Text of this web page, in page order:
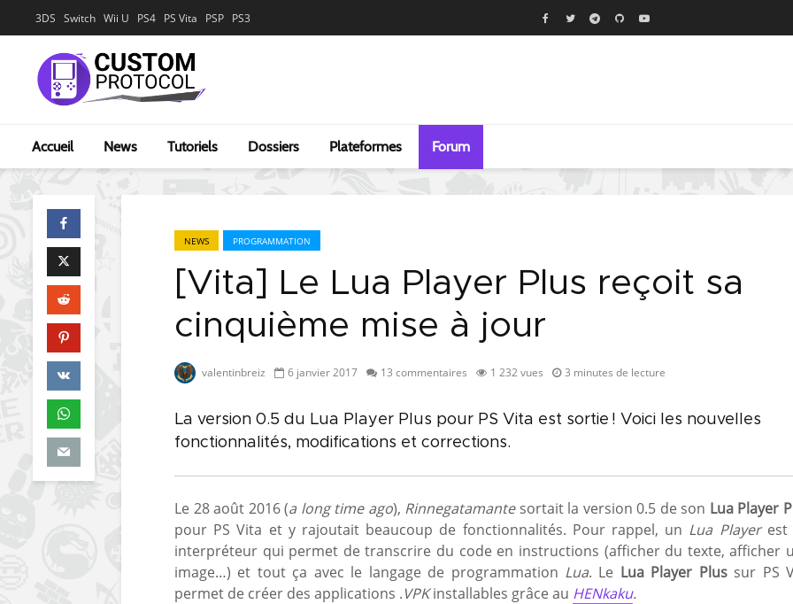
3DS Switch Wii U PS4 PS Vita PSP PS3
Accueil News Tutoriels Dossiers Plateformes Forum
NEWS PROGRAMMATION
[Vita] Le Lua Player Plus reçoit sa
cinquième mise à jour
valentinbreiz 6 janvier 2017 13 commentaires 1 232 vues 3 minutes de lecture
La version 0.5 du Lua Player Plus pour PS Vita est sortie ! Voici les nouvelles
fonctionnalités, modifications et corrections.
Le 28 août 2016 (a long time ago), Rinnegatamante sortait la version 0.5 de son Lua Player
pour PS Vita et y rajoutait beaucoup de fonctionnalités. Pour rappel, un Lua Playerest
interpréteur qui permet de transcrire du code en instructions (afficher du texte, afficher
image…) et tout ça avec le langage de programmation Lua. Le Lua Player Plussur PS
permet de créer des applications .VPKinstallables grâce au HENkaku.